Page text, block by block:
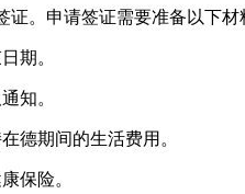
。申请签证需要准备以下材
期。
知。
德期间的生活费用。
保险。